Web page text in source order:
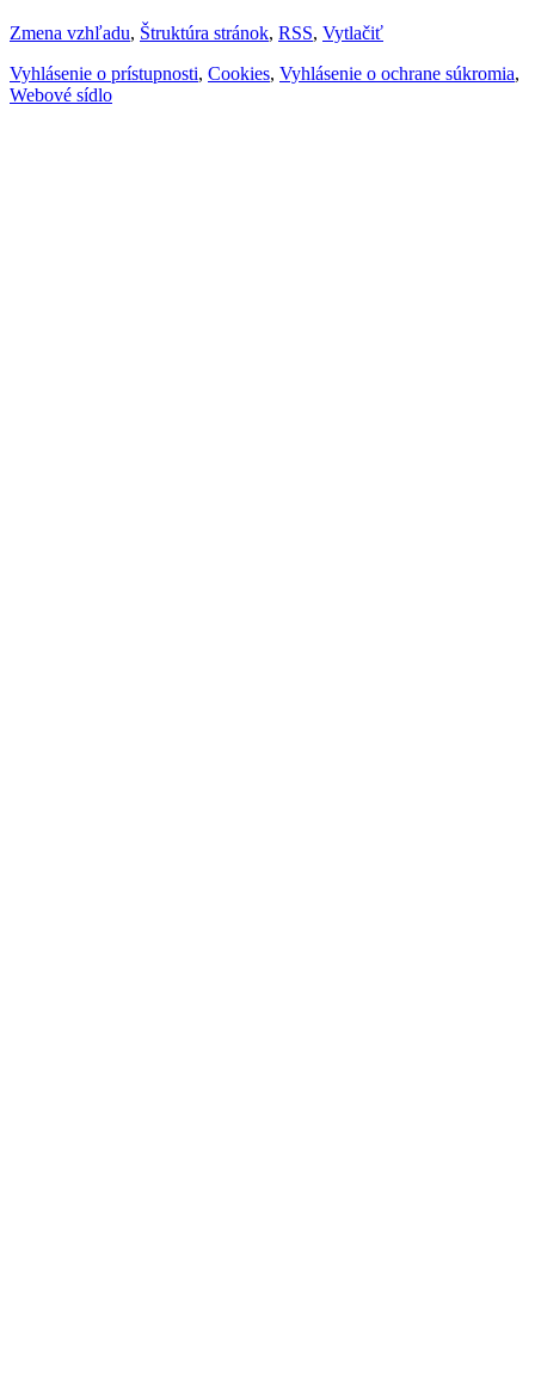
Zmena vzhľadu, Štruktúra stránok, RSS, Vytlačiť
Vyhlásenie o prístupnosti, Cookies, Vyhlásenie o ochrane súkromia,
Webové sídlo